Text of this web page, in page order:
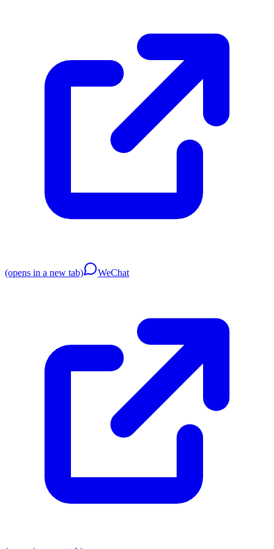
(opens in a new tab) WeChat